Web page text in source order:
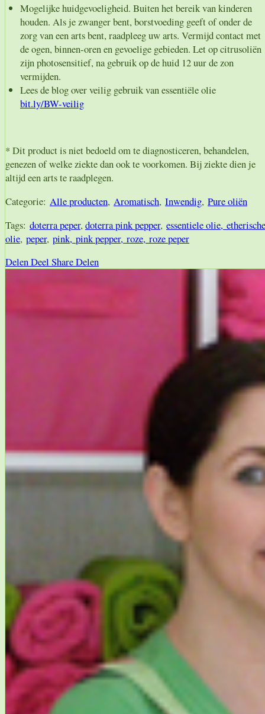
Mogelijke huidgevoeligheid. Buiten het bereik van kinderen
houden. Als je zwanger bent, borstvoeding geeft of onder de
zorg van een arts bent, raadpleeg uw arts. Vermijd contact met
de ogen, binnen-oren en gevoelige gebieden. Let op citrusoliën
zijn photosensitief, na gebruik op de huid 12 uur de zon
vermijden.
Lees de blog over veilig gebruik van essentiële olie
bit.ly/BW-veilig
* Dit product is niet bedoeld om te diagnosticeren, behandelen,
genezen of welke ziekte dan ook te voorkomen. Bij ziekte dien je
altijd een arts te raadplegen.
Categorie: Alle producten, Aromatisch, Inwendig, Pure oliën
Tags: doterra peper, doterra pink pepper, essentiele olie, etherische
olie, peper, pink, pink pepper, roze, roze peper
DelenDeel ShareDelen